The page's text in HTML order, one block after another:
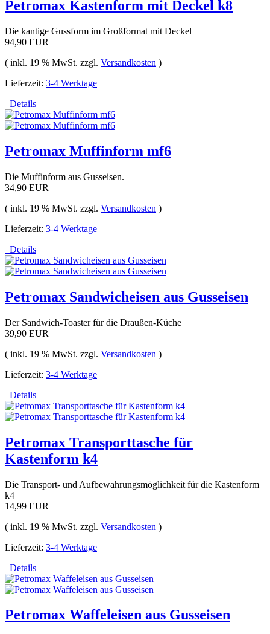
Petromax Kastenform mit Deckel k8
Die kantige Gussform im Großformat mit Deckel
94,90 EUR
( inkl. 19 % MwSt. zzgl. Versandkosten )
Lieferzeit: 3-4 Werktage
Details
Petromax Muffinform mf6
Die Muffinform aus Gusseisen.
34,90 EUR
( inkl. 19 % MwSt. zzgl. Versandkosten )
Lieferzeit: 3-4 Werktage
Details
Petromax Sandwicheisen aus Gusseisen
Der Sandwich-Toaster für die Draußen-Küche
39,90 EUR
( inkl. 19 % MwSt. zzgl. Versandkosten )
Lieferzeit: 3-4 Werktage
Details
Petromax Transporttasche für
Kastenform k4
Die Transport- und Aufbewahrungsmöglichkeit für die Kastenform
k4
14,99 EUR
( inkl. 19 % MwSt. zzgl. Versandkosten )
Lieferzeit: 3-4 Werktage
Details
Petromax Waffeleisen aus Gusseisen